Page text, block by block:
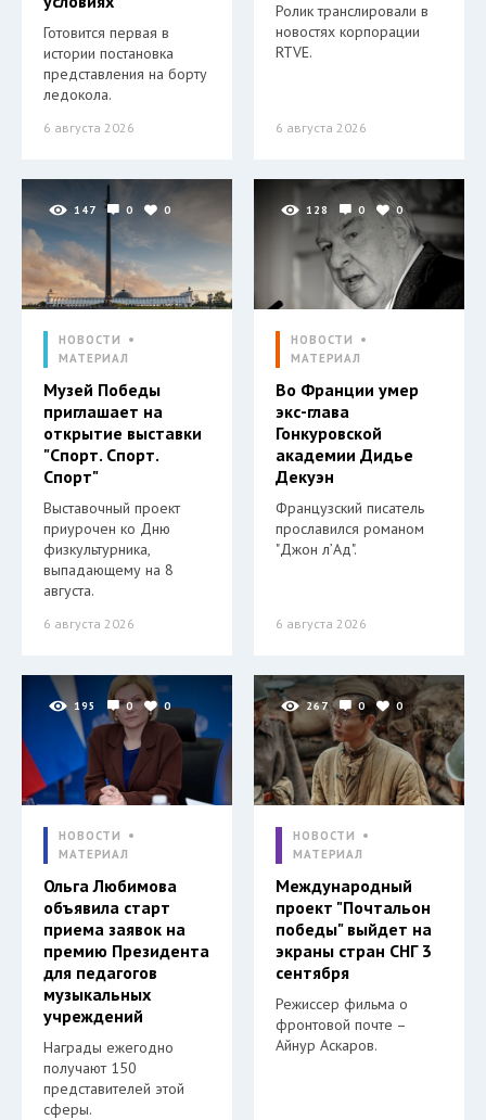
Готовится первая в
истории постановка
представления на борту
ледокола.
6 августа 2026
Ролик транслировали в
новостях корпорации
RTVE.
6 августа 2026
147 0 0
НОВОСТИ
МАТЕРИАЛ
Музей Победы
приглашает на
открытие выставки
"Спорт. Спорт.
Спорт"
Выставочный проект
приурочен ко Дню
физкультурника,
выпадающему на 8
августа.
6 августа 2026
128 0 0
НОВОСТИ
МАТЕРИАЛ
Во Франции умер
экс-глава
Гонкуровской
академии Дидье
Декуэн
Французский писатель
прославился романом
"Джон л’Ад".
6 августа 2026
195 0 0
НОВОСТИ
МАТЕРИАЛ
Ольга Любимова
объявила старт
приема заявок на
премию Президента
для педагогов
музыкальных
учреждений
Награды ежегодно
получают 150
представителей этой
сферы.
267 0 0
НОВОСТИ
МАТЕРИАЛ
Международный
проект "Почтальон
победы" выйдет на
экраны стран СНГ 3
сентября
Режиссер фильма о
фронтовой почте –
Айнур Аскаров.